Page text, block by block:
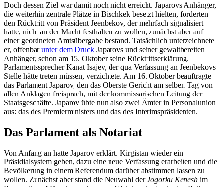
Doch dessen Ziel war damit noch nicht erreicht. Japarovs Anhänger,
die weiterhin zentrale Plätze in Bischkek besetzt hielten, forderten
den Rücktritt von Präsident Jeen­bekov, der mehrfach signalisiert
hatte, nicht an der Macht festhalten zu wollen, zunächst aber auf
einer geordneten Amts­übergabe bestand. Tatsächlich unterzeichnete
er, offenbarunter dem Druck Japarovs und seiner gewaltbereiten
Anhänger, schon am 15. Oktober seine Rücktrittserklärung.
Parlamentssprecher Kanat Isajev, der qua Verfassung an Jeenbekovs
Stelle hätte tre­ten müssen, verzichtete. Am 16. Oktober beauftragte
das Parlament Japarov, den das Oberste Gericht am selben Tag von
allen An­klagen freisprach, mit der kommissarischen Leitung der
Staatsgeschäfte. Japarov übte nun also zwei Ämter in Personalunion
aus: das des Premierministers und das des Inte­rimspräsidenten.
Das Parlament als Notariat
Von Anfang an hatte Japarov erklärt, Kirgis­tan wieder ein
Präsidialsystem geben, dazu eine neue Verfassung erarbeiten und die
Bevölkerung in einem Referendum darüber abstimmen lassen zu
wollen. Zunächst aber stand die Neuwahl derJogorku Kenesh im